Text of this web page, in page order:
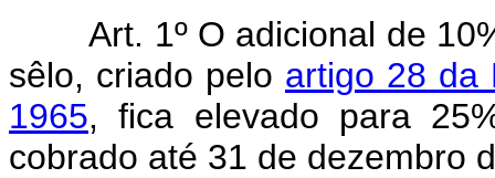
Art. 1º O adicional de
sêlo, criado pelo artigo 28 da
1965, fica elevado para
cobrado até 31 de dezembro